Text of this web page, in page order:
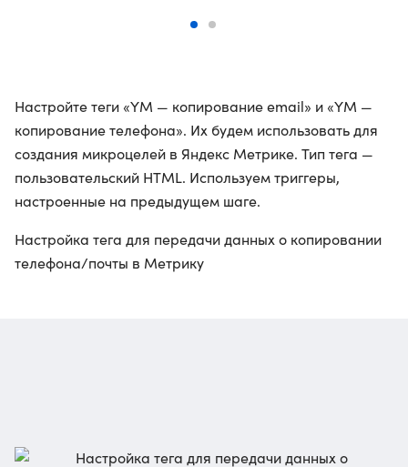
Настройте теги «YM — копирование email» и «YM —
копирование телефона». Их будем использовать для
создания микроцелей в Яндекс Метрике. Тип тега —
пользовательский HTML. Используем триггеры,
настроенные на предыдущем шаге.
Настройка тега для передачи данных о копировании
телефона/почты в Метрику